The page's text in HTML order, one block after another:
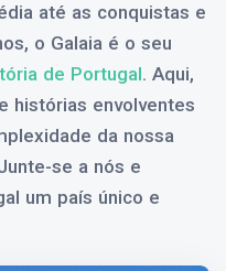
até as conquistas e
o Galaia é o seu
de Portugal. Aqui,
histórias envolventes
da nossa
se a nós e
um país único e